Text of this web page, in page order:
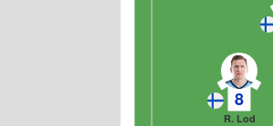
8
R. Lod